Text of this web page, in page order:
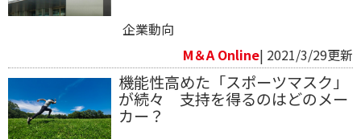
企業動向
M＆A Online| 2021/3/29更新
機能性高めた「スポーツマスク」
が続々 支持を得るのはどのメー
カー？